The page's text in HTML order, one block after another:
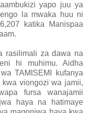
yapo juu ya
la mwaka huu ni
katika Manispaa
rasilimali za dawa na
hi muhimu. Aidha
TAMISEMI kufanya
viongozi wa jamii,
fursa wanajamii
haya na hatimaye